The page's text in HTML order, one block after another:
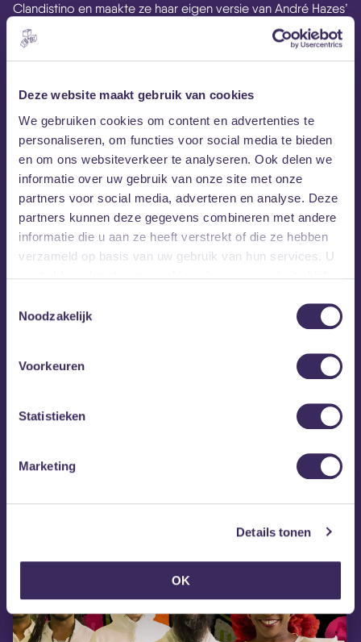
Deze website maakt gebruik van cookies
We gebruiken cookies om content en advertenties te
personaliseren, om functies voor social media te bieden
en om ons websiteverkeer te analyseren. Ook delen we
informatie over uw gebruik van onze site met onze
partners voor social media, adverteren en analyse. Deze
partners kunnen deze gegevens combineren met andere
informatie die u aan ze heeft verstrekt of die ze hebben
verzameld op basis van uw gebruik van hun services. U
Noodzakelijk
Voorkeuren
Statistieken
Marketing
Details tonen
OK
Clandistino en maakte ze haar eigen versie van André Hazes’
‘Leef’.
MEZZ tipt